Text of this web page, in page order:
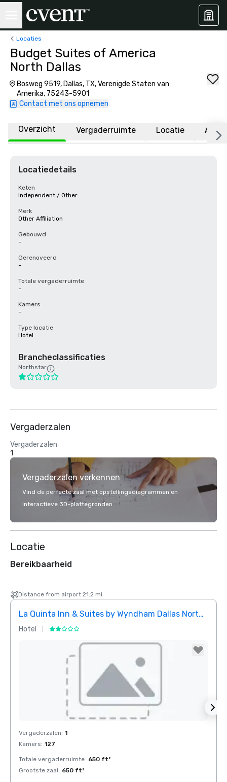
Locaties
Budget Suites of America
North Dallas
Bosweg 9519, Dallas, TX, Verenigde Staten van
Amerika, 75243-5901
Contact met ons opnemen
Overzicht Vergaderruimte Locatie
Locatiedetails
Keten
Independent / Other
Merk
Other Affiliation
Gebouwd
-
Gerenoveerd
-
Totale vergaderruimte
-
Kamers
-
Type locatie
Hotel
Brancheclassificaties
Northstar
Vergaderzalen
Vergaderzalen
1
Vergaderzalen verkennen
Vind de perfecte zaal met opstellingsdiagrammen en
interactieve 3D-plattegronden.
Locatie
Bereikbaarheid
Distance from airport 21.2 mi
La Quinta Inn & Suites by Wyndham Dallas North Central
Hotel
Removed from favorites
Vergaderzalen: 1
Kamers: 127
Totale vergaderruimte: 650 ft²
Grootste zaal: 650 ft²